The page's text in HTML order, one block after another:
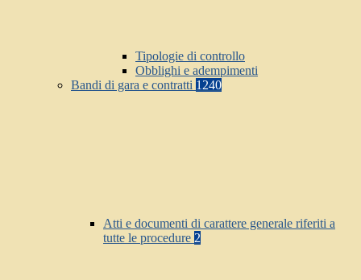
Tipologie di controllo
Obblighi e adempimenti
Bandi di gara e contratti 1240
Atti e documenti di carattere generale riferiti a
tutte le procedure 2